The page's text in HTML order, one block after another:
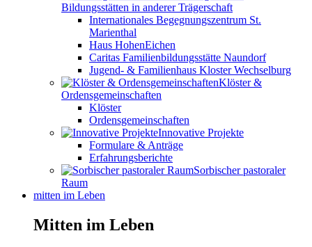
Bildungsstätten in anderer Trägerschaft
Internationales Begegnungszentrum St.
Marienthal
Haus HohenEichen
Caritas Familienbildungsstätte Naundorf
Jugend- & Familienhaus Kloster Wechselburg
Klöster &
Ordensgemeinschaften
Klöster
Ordensgemeinschaften
Innovative Projekte
Formulare & Anträge
Erfahrungsberichte
Sorbischer pastoraler
Raum
mitten im Leben
Mitten im Leben